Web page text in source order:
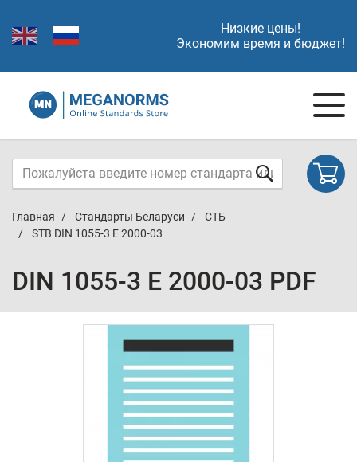
Низкие цены!
Экономим время и бюджет!
Главная Стандарты Беларуси
СТБ
STB DIN 1055-3 E 2000-03
DIN 1055-3 E 2000-03 PDF